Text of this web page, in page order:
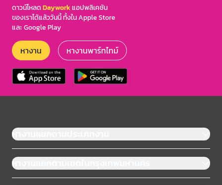
ดาวน์โหลดDayworkแอปพลิเคชัน
ของเราได้แล้ววันนี้ ทั้งใน Apple Store
และ Google Play
หางาน หางานพาร์ทไทม์
หางานแยกตามประเภทงาน
หางานแยกตามเขตในกรุงเทพมหานคร